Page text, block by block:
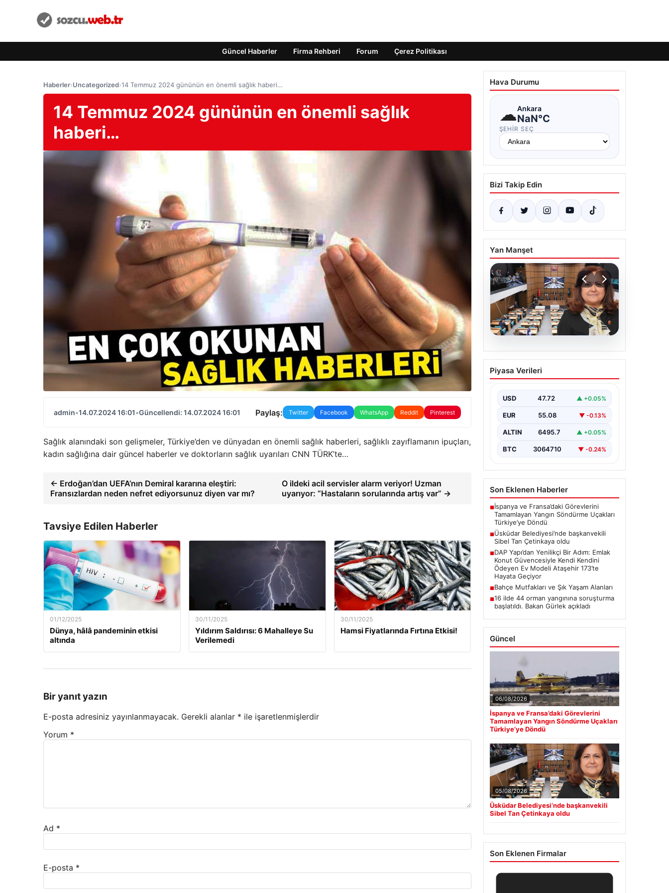
Güncel Haberler Firma Rehberi Forum Çerez Politikası
Haberler›Uncategorized›14 Temmuz 2024 gününün en önemli sağlık haberi…
14 Temmuz 2024 gününün en önemli sağlık
haberi…
admin•14.07.2024 16:01•Güncellendi: 14.07.2024 16:01 Paylaş: Twitter Facebook WhatsApp Reddit Pinterest
Sağlık alanındaki son gelişmeler, Türkiye’den ve dünyadan en önemli sağlık haberleri, sağlıklı zayıflamanın ipuçları,
kadın sağlığına dair güncel haberler ve doktorların sağlık uyarıları CNN TÜRK’te…
← Erdoğan’dan UEFA’nın Demiral kararına eleştiri:
Fransızlardan neden nefret ediyorsunuz diyen var mı?
O ildeki acil servisler alarm veriyor! Uzman
uyarıyor: “Hastaların sorularında artış var” →
Tavsiye Edilen Haberler
01/12/2025
Dünya, hâlâ pandeminin etkisi
altında
30/11/2025
Yıldırım Saldırısı: 6 Mahalleye Su
Verilemedi
30/11/2025
Hamsi Fiyatlarında Fırtına Etkisi!
Bir yanıt yazın
E-posta adresiniz yayınlanmayacak. Gerekli alanlar * ile işaretlenmişlerdir
Yorum *
Ad *
E-posta *
Hava Durumu
☁Ankara
NaN°C
ŞEHIR SEÇ
Bizi Takip Edin
Yan Manşet
05.08.2026
Üsküdar Belediyesi’nde
başkanvekili Sibel Tan
Piyasa Verileri
USD 47.72 ▲ +0.05%
EUR 55.08 ▼ -0.13%
ALTIN 6495.7 ▲ +0.05%
BTC 3064710 ▼ -0.24%
Son Eklenen Haberler
■İspanya ve Fransa’daki Görevlerini
Tamamlayan Yangın Söndürme Uçakları
Türkiye’ye Döndü
■Üsküdar Belediyesi’nde başkanvekili
Sibel Tan Çetinkaya oldu
■DAP Yapı’dan Yenilikçi Bir Adım: Emlak
Konut Güvencesiyle Kendi Kendini
Ödeyen Ev Modeli Ataşehir 173’te
Hayata Geçiyor
■Bahçe Mutfakları ve Şık Yaşam Alanları
■16 ilde 44 orman yangınına soruşturma
başlatıldı. Bakan Gürlek açıkladı
Güncel
06/08/2026
İspanya ve Fransa’daki Görevlerini
Tamamlayan Yangın Söndürme Uçakları
Türkiye’ye Döndü
05/08/2026
Üsküdar Belediyesi’nde başkanvekili
Sibel Tan Çetinkaya oldu
Son Eklenen Firmalar